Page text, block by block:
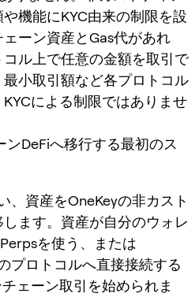
機能にKYC由来の制限を設
ーン資産とGas代があれ
ル上で任意の金額を取引で
小取引額など各プロトコル
による制限ではありませ
DeFiへ移行する最初のス
、資産をOneKeyの非カスト
ます。資産が自分のウォレ
を使う、または
プロトコルへ直接接続する
ェーン取引を始められま